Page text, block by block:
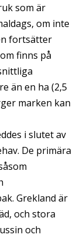
som är
om inte
fortsätter
finns på
än en ha (2,5
marken kan
i slutet av
De primära
Grekland är
och stora
och